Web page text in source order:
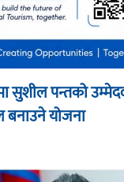
सुशील पन्तको
बनाउने योजना